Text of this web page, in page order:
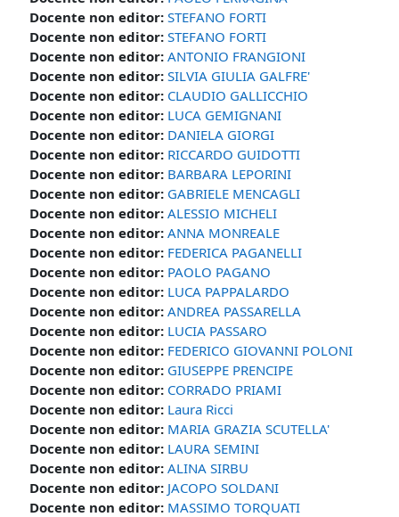
Docente non editor: STEFANO FORTI
Docente non editor: STEFANO FORTI
Docente non editor: ANTONIO FRANGIONI
Docente non editor: SILVIA GIULIA GALFRE'
Docente non editor: CLAUDIO GALLICCHIO
Docente non editor: LUCA GEMIGNANI
Docente non editor: DANIELA GIORGI
Docente non editor: RICCARDO GUIDOTTI
Docente non editor: BARBARA LEPORINI
Docente non editor: GABRIELE MENCAGLI
Docente non editor: ALESSIO MICHELI
Docente non editor: ANNA MONREALE
Docente non editor: FEDERICA PAGANELLI
Docente non editor: PAOLO PAGANO
Docente non editor: LUCA PAPPALARDO
Docente non editor: ANDREA PASSARELLA
Docente non editor: LUCIA PASSARO
Docente non editor: FEDERICO GIOVANNI POLONI
Docente non editor: GIUSEPPE PRENCIPE
Docente non editor: CORRADO PRIAMI
Docente non editor: Laura Ricci
Docente non editor: MARIA GRAZIA SCUTELLA'
Docente non editor: LAURA SEMINI
Docente non editor: ALINA SIRBU
Docente non editor: JACOPO SOLDANI
Docente non editor: MASSIMO TORQUATI